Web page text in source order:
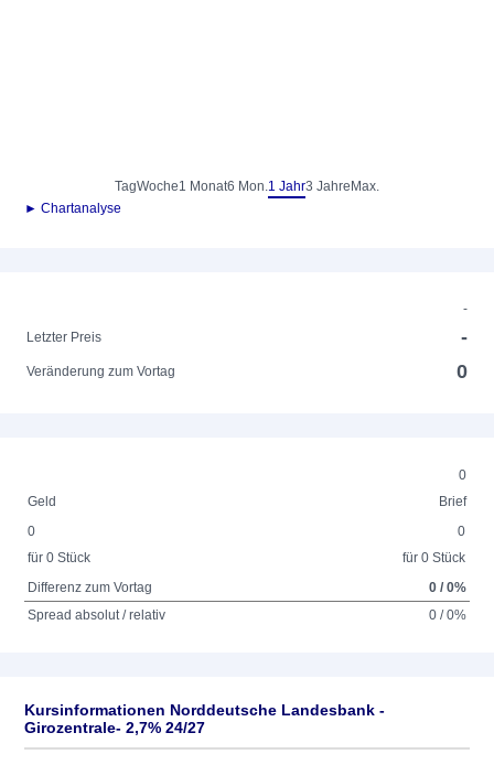
TagWoche1 Monat6 Mon.1 Jahr3 Jahre Max.
► Chartanalyse
-
Letzter Preis
-
Veränderung zum Vortag 0
0
Geld
Brief
0
für 0 Stück
0
für 0 Stück
Differenz zum Vortag
0 / 0%
Spread absolut / relativ
0 / 0%
Kursinformationen Norddeutsche Landesbank -
Girozentrale- 2,7% 24/27